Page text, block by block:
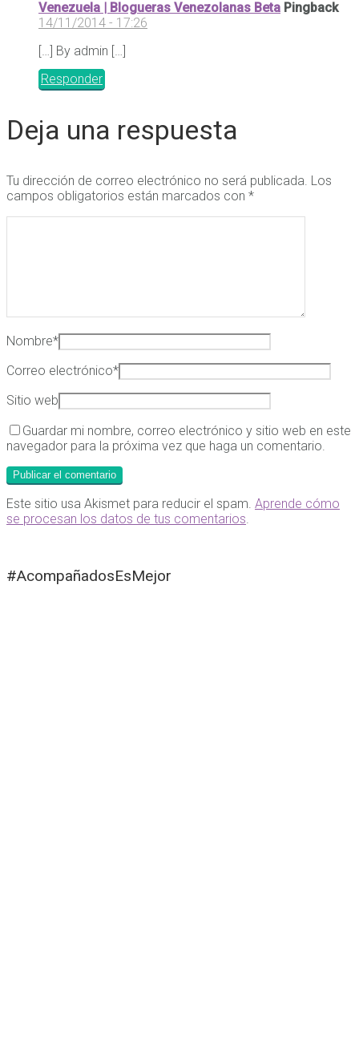
Venezuela | Blogueras Venezolanas Beta Pingback
14/11/2014 - 17:26
[…] By admin […]
Responder
Deja una respuesta
Tu dirección de correo electrónico no será publicada. Los
campos obligatorios están marcados con *
Nombre*
Correo electrónico*
Sitio web
Guardar mi nombre, correo electrónico y sitio web en este
navegador para la próxima vez que haga un comentario.
Este sitio usa Akismet para reducir el spam. Aprende cómo
se procesan los datos de tus comentarios.
#AcompañadosEsMejor